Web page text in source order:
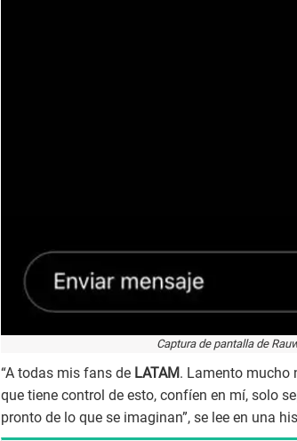
Captura de pantalla de
“A todas mis fans de LATAM. Lamento mucho
que tiene control de esto, confíen en mí, solo
pronto de lo que se imaginan”, se lee en una